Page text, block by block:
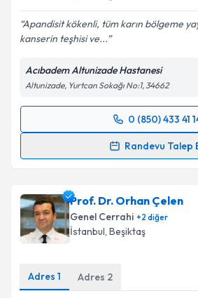
Apandisit kökenli, tüm karın bölgeme
kanserin teşhisi ve...
Acıbadem Altunizade Hastanesi
Altunizade, Yurtcan Sokağı No:1, 34662
0 (850) 433 41
Randevu Talep
Randevu Takvimi Talebi
takvim hazırlandığında e-posta
E-posta Adresiniz
Prof. Dr. Orhan Çelen
Genel Cerrahi +2 diğer
İstanbul, Beşiktaş
Adres 1 Adres 2